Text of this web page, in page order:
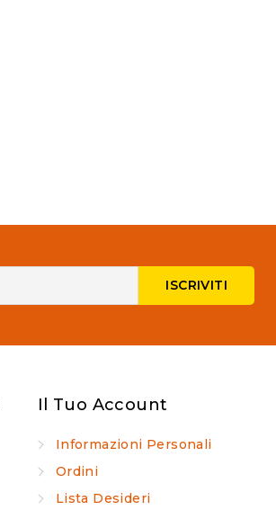
Il Tuo Account
Informazioni Personali
Ordini
Lista Desideri